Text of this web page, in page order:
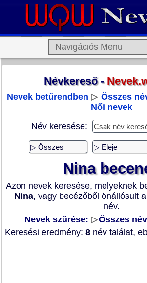
Névkereső -
Nevek betűrendben ▷ Összes
Női nevek
Név keresése:
Nina
Azon nevek keresése, melyeknek
Nina, vagy becézőből önállósult
név.
Nevek szűrése:▷Összes
Keresési eredmény: 8 név találat,